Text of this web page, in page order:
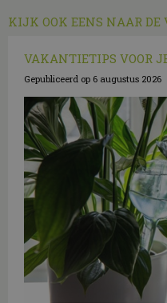
KIJK OOK EENS NAAR DE
VAKANTIETIPS VOOR
Gepubliceerd op 6 augustus 2026